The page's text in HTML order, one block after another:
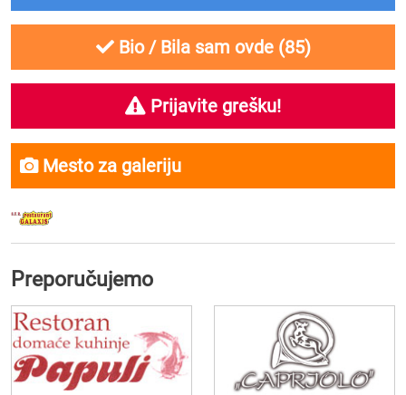
Bio / Bila sam ovde (85)
Prijavite grešku!
Mesto za galeriju
Preporučujemo